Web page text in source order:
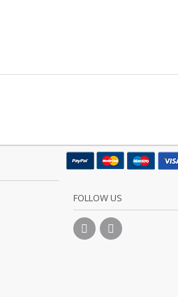
FOLLOW US